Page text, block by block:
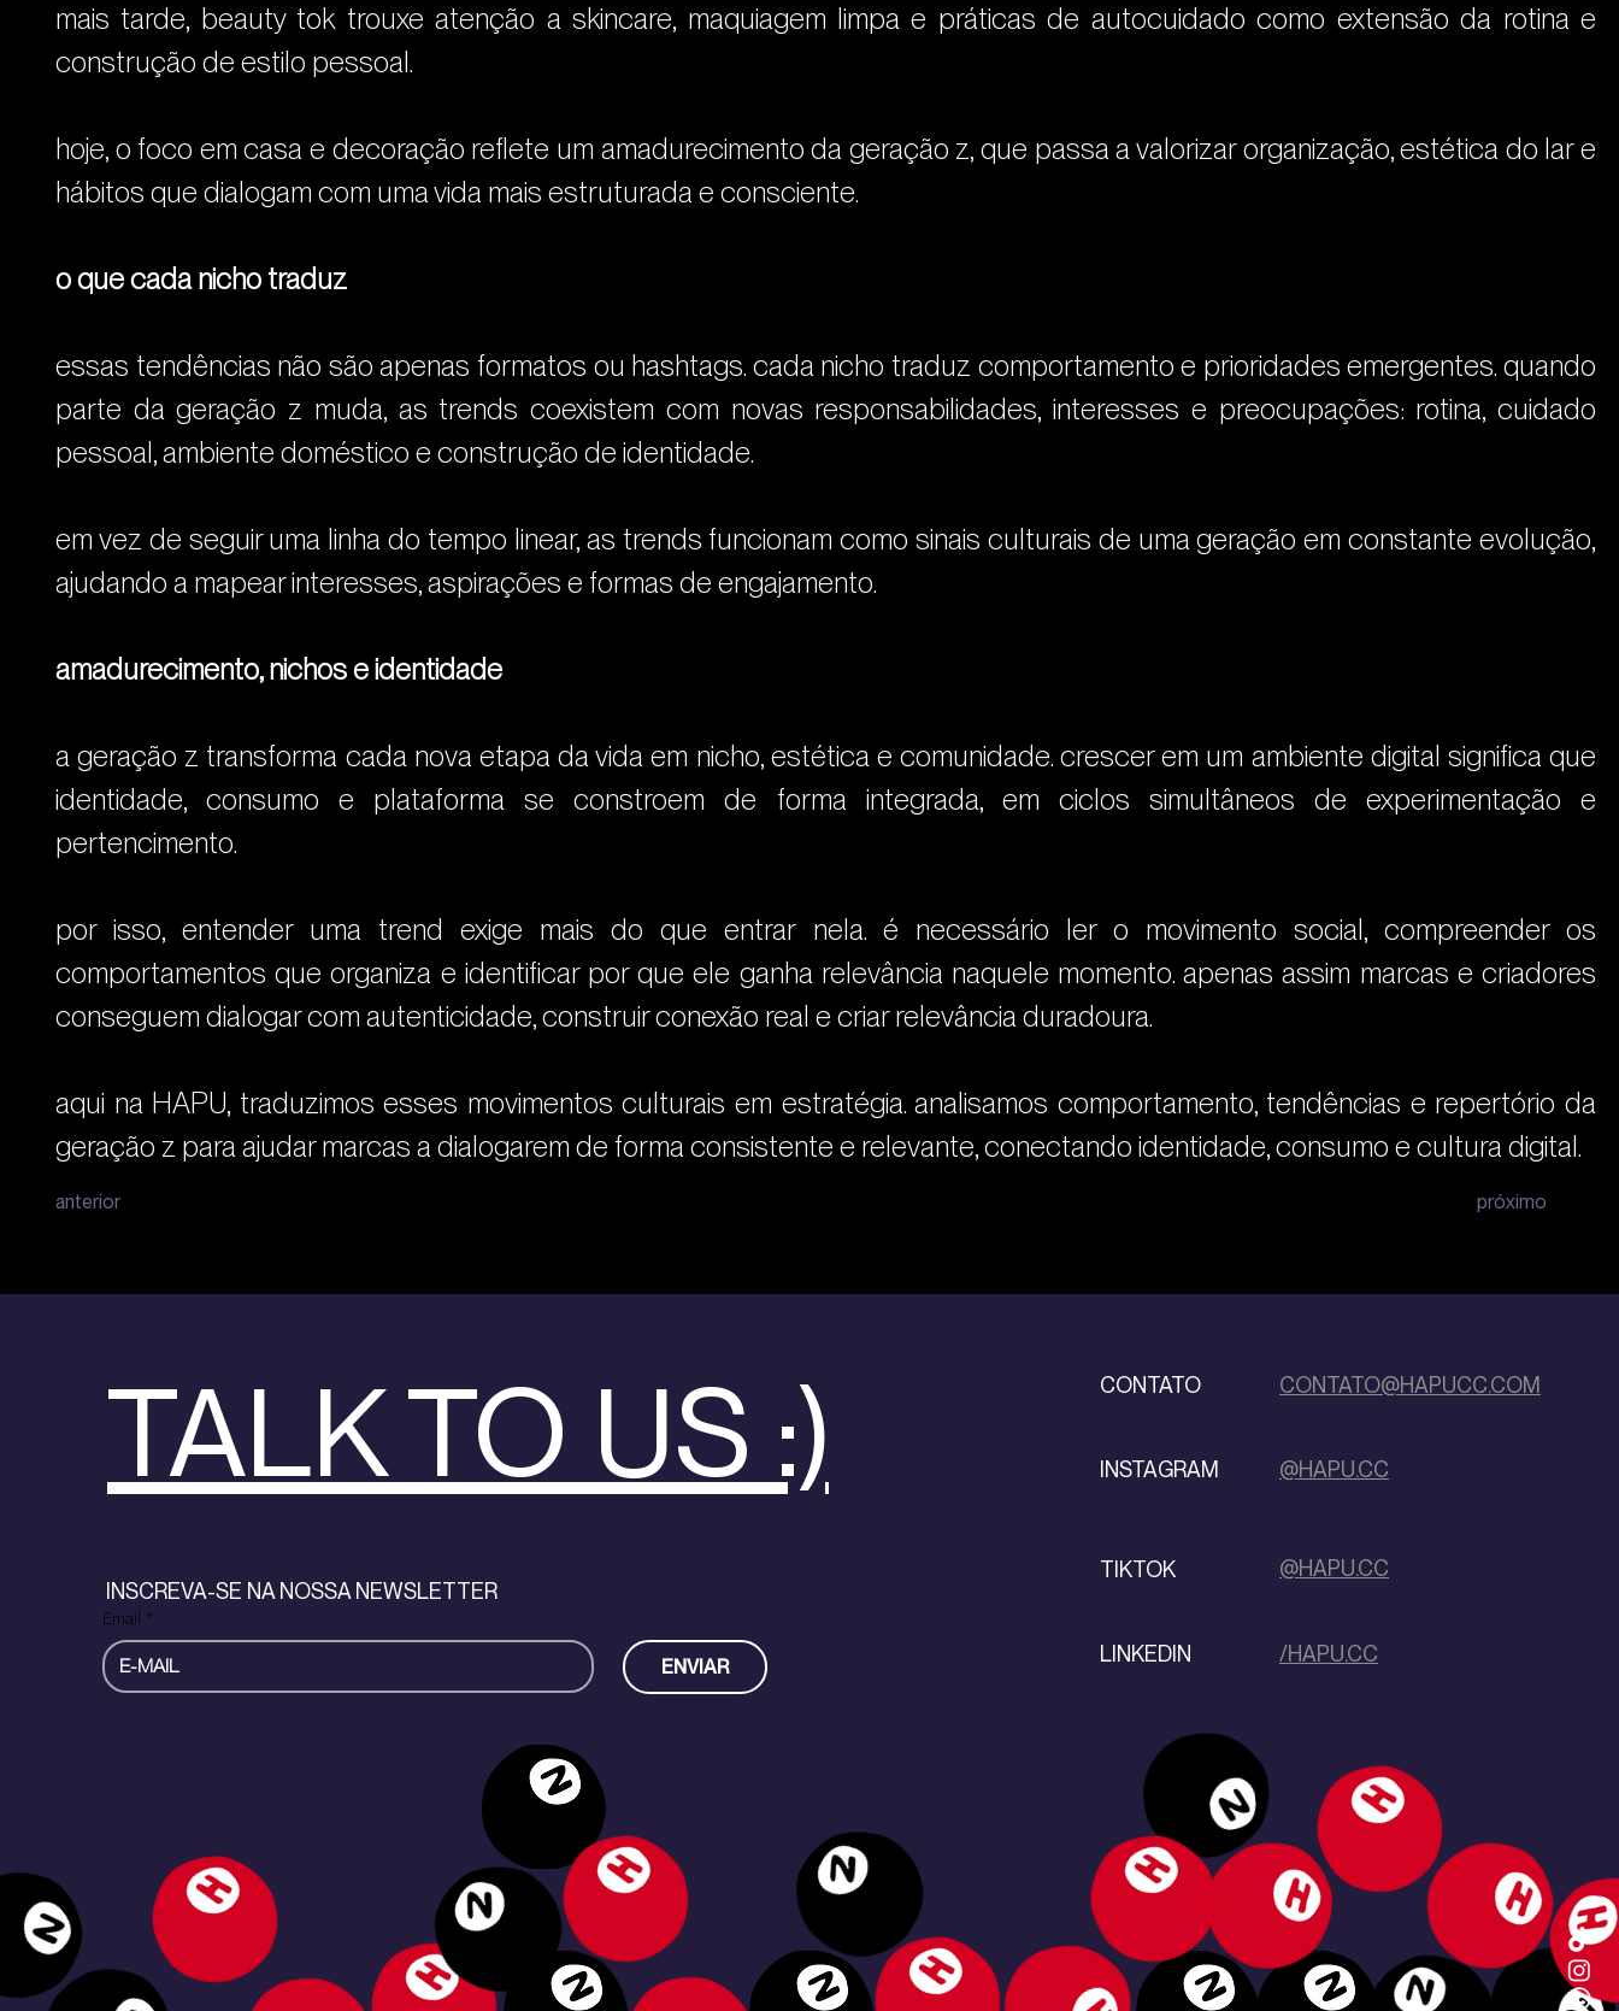
mais tarde, beauty tok trouxe atenção a skincare, maquiagem limpa e práticas de autocuidado como extensão da rotina e
construção de estilo pessoal.
hoje, o foco em casa e decoração reflete um amadurecimento da geração z, que passa a valorizar organização, estética do lar e
hábitos que dialogam com uma vida mais estruturada e consciente.
o que cada nicho traduz
essas tendências não são apenas formatos ou hashtags. cada nicho traduz comportamento e prioridades emergentes. quando
parte da geração z muda, as trends coexistem com novas responsabilidades, interesses e preocupações: rotina, cuidado
pessoal, ambiente doméstico e construção de identidade.
em vez de seguir uma linha do tempo linear, as trends funcionam como sinais culturais de uma geração em constante evolução,
ajudando a mapear interesses, aspirações e formas de engajamento.
amadurecimento, nichos e identidade
a geração z transforma cada nova etapa da vida em nicho, estética e comunidade. crescer em um ambiente digital significa que
identidade, consumo e plataforma se constroem de forma integrada, em ciclos simultâneos de experimentação e
pertencimento.
por isso, entender uma trend exige mais do que entrar nela. é necessário ler o movimento social, compreender os
comportamentos que organiza e identificar por que ele ganha relevância naquele momento. apenas assim marcas e criadores
conseguem dialogar com autenticidade, construir conexão real e criar relevância duradoura.
aqui na HAPU, traduzimos esses movimentos culturais em estratégia. analisamos comportamento, tendências e repertório da
geração z para ajudar marcas a dialogarem de forma consistente e relevante, conectando identidade, consumo e cultura digital.
anterior próximo
TALK TO US :) CONTATO CONTATO@HAPUCC.COM
INSTAGRAM @HAPU.CC
INSCREVA-SE NA NOSSA NEWSLETTER
Email *
ENVIAR
TIKTOK @HAPU.CC
LINKEDIN /HAPU.CC